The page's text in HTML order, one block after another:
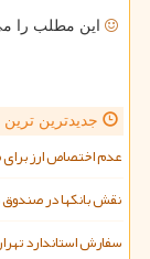
این مطلب را
جدیدترین
عدم اختصاص ارز برای
نقش بانکها در صندوق
سفارش استاندارد